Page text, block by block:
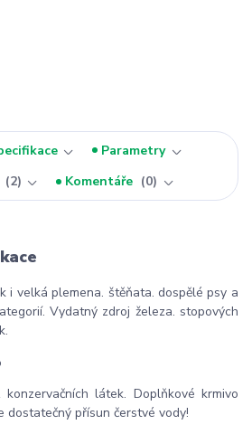
Parametry
2 Komentáře 0
i velká plemena. štěňata. dospělé psy a
Vydatný zdroj železa. stopových
látek. Doplňkové krmivo
dostatečný přísun čerstvé vody!